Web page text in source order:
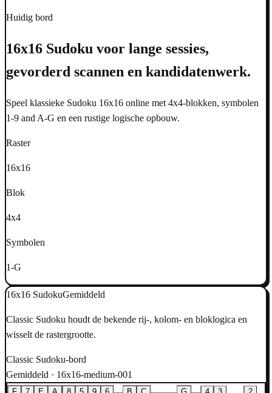
Huidig bord
16x16 Sudoku voor lange sessies,
gevorderd scannen en kandidatenwerk.
Speel klassieke Sudoku 16x16 online met 4x4-blokken, symbolen
1-9 and A-G en een rustige logische opbouw.
Raster
16x16
Blok
4x4
Symbolen
1-G
16x16 SudokuGemiddeld
Classic Sudoku houdt de bekende rij-, kolom- en bloklogica en
wisselt de rastergrootte.
Classic Sudoku-bord
Gemiddeld · 16x16-medium-001